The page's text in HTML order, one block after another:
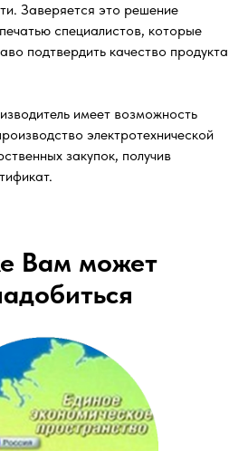
Заверяется это решение
специалистов, которые
подтвердить качество продукта
имеет возможность
электротехнической
закупок, получив
Вам может